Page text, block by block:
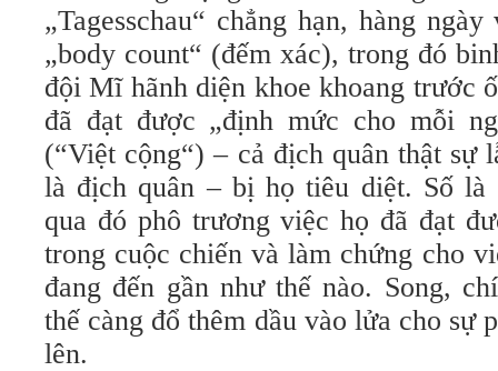
„Tagesschau“ chẳng hạn, hàng
„body count“ (đếm xác), trong đó
đội Mĩ hãnh diện khoe khoang trước
đã đạt được „định mức cho mỗi
(“Việt cộng“) – cả địch quân thật sự
là địch quân – bị họ tiêu diệt. Số là
qua đó phô trương việc họ đã đạt
trong cuộc chiến và làm chứng cho
đang đến gần như thế nào. Song,
thế càng đổ thêm dầu vào lửa cho sự
lên.